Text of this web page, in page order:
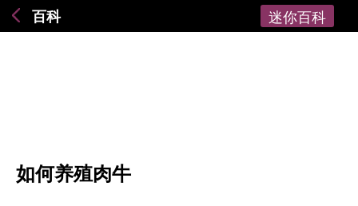
百科 迷你百科
如何养殖肉牛